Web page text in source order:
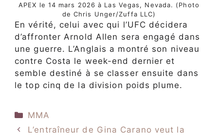
APEX le 14 mars 2026 à Las Vegas, Nevada. (Photo
de Chris Unger/Zuffa LLC)
En vérité, celui avec qui l’UFC décidera
d’affronter Arnold Allen sera engagé dans
une guerre. L’Anglais a montré son niveau
contre Costa le week-end dernier et
semble destiné à se classer ensuite dans
le top cinq de la division poids plume.
Catégories
MMA
L’entraîneur de Gina Carano veut la